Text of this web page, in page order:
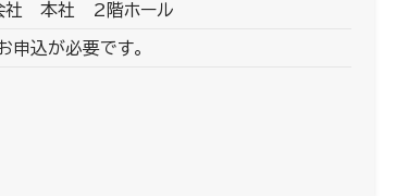
会社 本社 2階ホール
申込が必要です。